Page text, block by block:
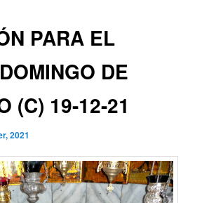
PARA EL
DE
(C) 19-12-21
2021